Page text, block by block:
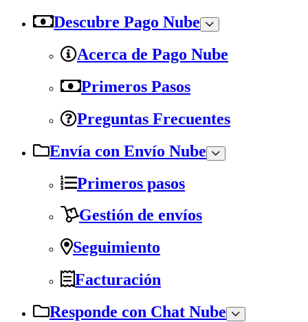
Descubre Pago Nube
Acerca de Pago Nube
Primeros Pasos
Preguntas Frecuentes
Envía con Envío Nube
Primeros pasos
Gestión de envíos
Seguimiento
Facturación
Responde con Chat Nube